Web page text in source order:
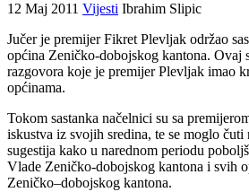
12 Maj 2011 Vijesti Ibrahim Slipic
Jučer je premijer Fikret Plevljak održao
općina Zeničko-dobojskog kantona. Ovaj
razgovora koje je premijer Plevljak imao
općinama.
Tokom sastanka načelnici su sa
iskustva iz svojih sredina, te se moglo
sugestija kako u narednom periodu
Vlade Zeničko-dobojskog kantona i svih
Zeničko–dobojskog kantona.